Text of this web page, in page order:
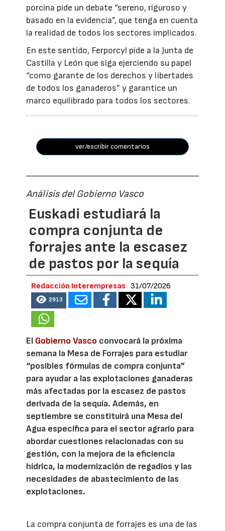
porcina pide un debate “sereno, riguroso y
basado en la evidencia”, que tenga en cuenta
la realidad de todos los sectores implicados.
En este sentido, Ferporcyl pide a la Junta de
Castilla y León que siga ejerciendo su papel
“como garante de los derechos y libertades
de todos los ganaderos” y garantice un
marco equilibrado para todos los sectores.
ver/escribir comentarios
Análisis del Gobierno Vasco
Euskadi estudiará la
compra conjunta de
forrajes ante la escasez
de pastos por la sequía
Redacción Interempresas 31/07/2026
2913
El Gobierno Vasco convocará la próxima
semana la Mesa de Forrajes para estudiar
“posibles fórmulas de compra conjunta”
para ayudar a las explotaciones ganaderas
más afectadas por la escasez de pastos
derivada de la sequía. Además, en
septiembre se constituirá una Mesa del
Agua específica para el sector agrario para
abordar cuestiones relacionadas con su
gestión, con la mejora de la eficiencia
hídrica, la modernización de regadíos y las
necesidades de abastecimiento de las
explotaciones.
La compra conjunta de forrajes es una de las